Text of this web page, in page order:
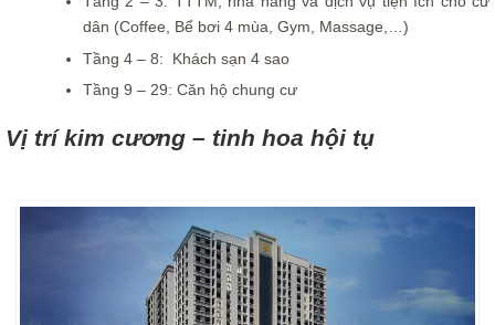
dân (Coffee, Bể bơi 4 mùa, Gym, Massage,…)
Tầng 4 – 8: Khách sạn 4 sao
Tầng 9 – 29: Căn hộ chung cư
Vị trí kim cương – tinh hoa hội tụ